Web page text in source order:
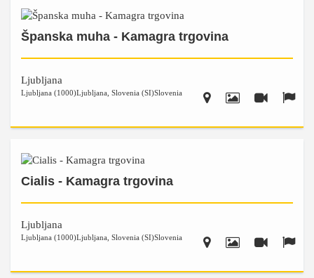
Španska muha - Kamagra trgovina
Ljubljana
Ljubljana (1000)Ljubljana Slovenia (SI)Slovenia
Cialis - Kamagra trgovina
Ljubljana
Ljubljana (1000)Ljubljana Slovenia (SI)Slovenia